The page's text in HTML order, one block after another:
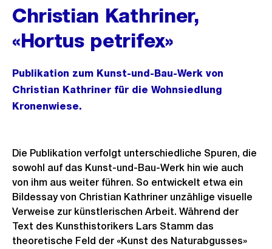
Christian Kathriner,
«Hortus petrifex»
Publikation zum Kunst-und-Bau-Werk von
Christian Kathriner für die Wohnsiedlung
Kronenwiese.
Die Publikation verfolgt unterschiedliche Spuren, die
sowohl auf das Kunst-und-Bau-Werk hin wie auch
von ihm aus weiter führen. So entwickelt etwa ein
Bildessay von Christian Kathriner unzählige visuelle
Verweise zur künstlerischen Arbeit. Während der
Text des Kunsthistorikers Lars Stamm das
theoretische Feld der «Kunst des Naturabgusses»